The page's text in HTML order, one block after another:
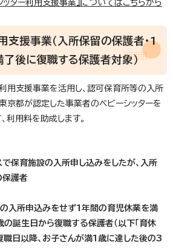
ッター利用支援事業』についてはこちらから
支援事業（入所保留の保護者・1
後に復職する保護者対象）
用支援事業を活用し、認可保育所等の入所
京都が認定した事業者のベビーシッターを
利用料を助成します。
で保育施設の入所申し込みをしたが、入所
保護者
の入所申込みをせず1年間の育児休業を満
の誕生日から復職する保護者（以下「育休
復職日以降、お子さんが満1歳に達した後の3